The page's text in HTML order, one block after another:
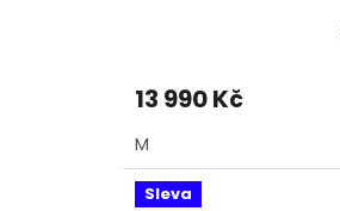
13 990 Kč
M
Sleva